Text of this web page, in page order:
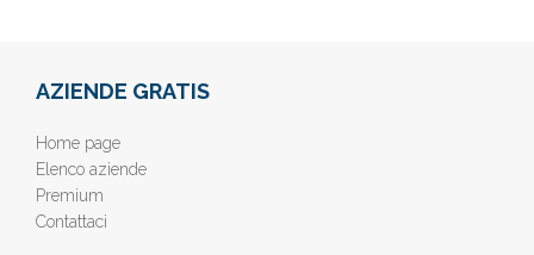
AZIENDE GRATIS
Home page
Elenco aziende
Premium
Contattaci